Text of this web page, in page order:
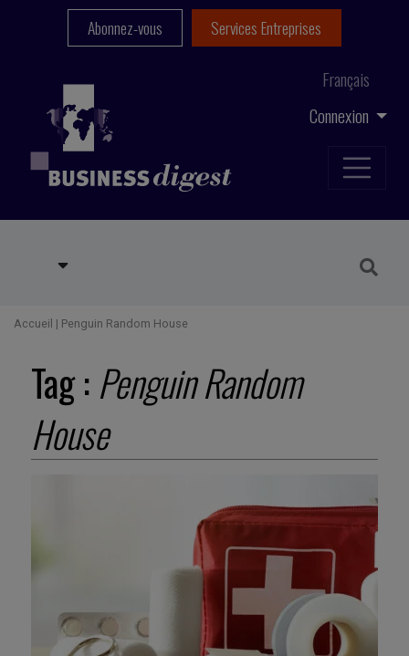
Connexion
Français
Abonnez-vous Services Entreprises
Accueil | Penguin Random House
Tag : Penguin Random
House